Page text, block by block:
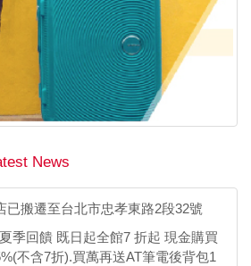
News
已搬遷至台北市忠孝東路2段32號
季回饋 既日起全館7 折起 現金購買
不含7折).買萬再送AT筆電後背包1